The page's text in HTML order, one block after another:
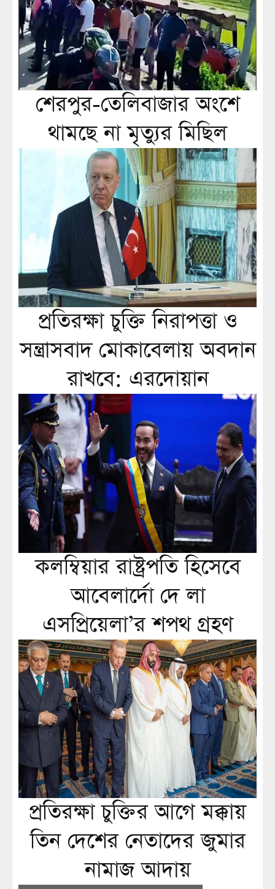
শেরপুর-তেলিবাজার অংশে
থামছে না মৃত্যুর মিছিল
প্রতিরক্ষা চুক্তি নিরাপত্তা ও
সন্ত্রাসবাদ মোকাবেলায় অবদান
রাখবে: এরদোয়ান
কলম্বিয়ার রাষ্ট্রপতি হিসেবে
আবেলার্দো দে লা
এসপ্রিয়েলা’র শপথ গ্রহণ
প্রতিরক্ষা চুক্তির আগে মক্কায়
তিন দেশের নেতাদের জুমার
নামাজ আদায়